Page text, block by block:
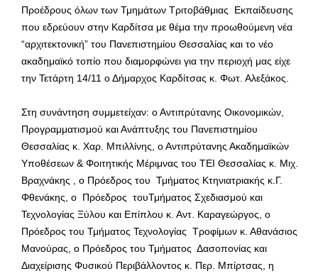
Προέδρους όλων των Τμημάτων Τριτοβάθμιας Εκπαίδευσης
που εδρεύουν στην Καρδίτσα με θέμα την προωθούμενη νέα
“αρχιτεκτονική” του Πανεπιστημίου Θεσσαλίας και το νέο
ακαδημαϊκό τοπίο που διαμορφώνει για την περιοχή μας είχε
την Τετάρτη 14/11 ο Δήμαρχος Καρδίτσας κ. Φωτ. Αλεξάκος.
Στη συνάντηση συμμετείχαν: ο Αντιπρύτανης Οικονομικών,
Προγραμματισμού και Ανάπτυξης του Πανεπιστημίου
Θεσσαλίας κ. Χαρ. Μπιλλίνης, ο Αντιπρύτανης Ακαδημαϊκών
Υποθέσεων & Φοιτητικής Μέριμνας του ΤΕΙ Θεσσαλίας κ. Μιχ.
Βραχνάκης , ο Πρόεδρος του Τμήματος Κτηνιατριακής κ.Γ.
Φθενάκης, ο Πρόεδρος τουΤμήματος Σχεδιασμού και
Τεχνολογίας Ξύλου και Επίπλου κ. Αντ. Καραγεώργος, ο
Πρόεδρος του Τμήματος Τεχνολογίας Τροφίμων κ. Αθανάσιος
Μανούρας, ο Πρόεδρος του Τμήματος Δασοπονίας και
Διαχείρισης Φυσικού Περιβάλλοντος κ. Περ. Μπίρτσας, η